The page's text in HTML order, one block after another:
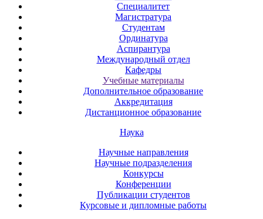
Специалитет
Магистратура
Студентам
Ординатура
Аспирантура
Международный отдел
Кафедры
Учебные материалы
Дополнительное образование
Аккредитация
Дистанционное образование
Наука
Научные направления
Научные подразделения
Конкурсы
Конференции
Публикации студентов
Курсовые и дипломные работы